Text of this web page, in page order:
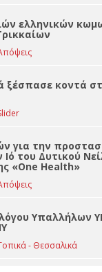
Αθανάσιος
Τύπου
ελληνικών
ξέσπασε κοντά
Slider
του Δυτικού
«One Health»